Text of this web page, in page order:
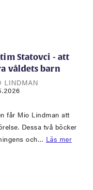
Statovci - att
våldets barn
LINDMAN
får Mio Lindman att
Dessa två böcker
och… Läs mer